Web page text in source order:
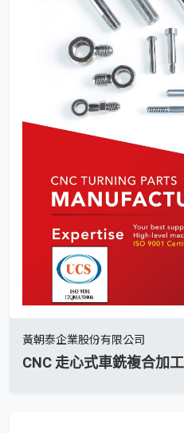
黃朝泰企業股份有限公司
CNC 走心式車銑複合加